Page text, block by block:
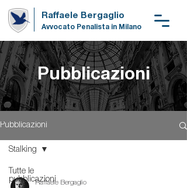
Avvocato Penalista in Milano
Raffaele Bergaglio
Pubblicazioni
Pubblicazioni
Tutte le
pubblicazioni
Stalking
Raffaele Bergaglio